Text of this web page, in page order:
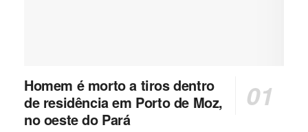
Homem é morto a tiros dentro
de residência em Porto de Moz,
no oeste do Pará